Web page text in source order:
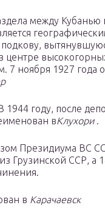
между
центре
7 ноября 1927
1944 году, после
вКлухори.
Президиума ВС
Грузинской ССР, а
в Карачаевск